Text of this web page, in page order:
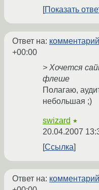
Показать
Ответ на: комментарий
+00:00
> Хочется
флеше
Полагаю,
небольшая ;)
swizard ★
20.04.2007
Ссылка
Ответ на: комментарий